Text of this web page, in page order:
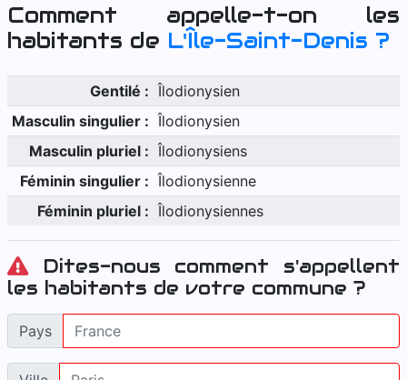
Comment appelle-t-on les
habitants de L'Île-Saint-Denis ?
Gentilé : Îlodionysien
Masculin singulier : Îlodionysien
Masculin pluriel : Îlodionysiens
Féminin singulier : Îlodionysienne
Féminin pluriel : Îlodionysiennes
Dites-nous comment s'appellent
les habitants de votre commune ?
Pays